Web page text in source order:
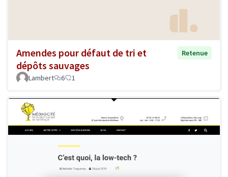
Amendes pour défaut de tri et
dépôts sauvages
Retenue
Lambert 6 1